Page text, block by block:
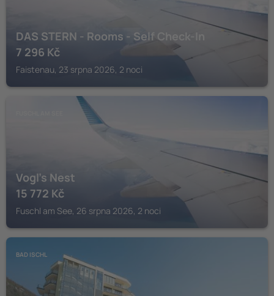
DAS STERN - Rooms - Self Check-In
7 296 Kč
Faistenau, 23 srpna 2026, 2 noci
Vogl's Nest
15 772 Kč
Fuschl am See, 26 srpna 2026, 2 noci
BAD ISCHL